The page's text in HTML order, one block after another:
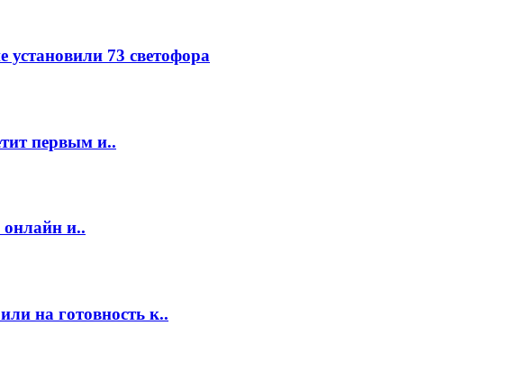
установили 73 светофора
первым и..
и..
на готовность к..